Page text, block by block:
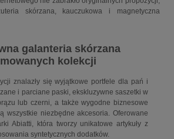
skórzana, kauczukowa i magnetyczna
galanteria skórzana
kolekcji
znalazły się wyjątkowe portfele dla pań i
i parciane paski, ekskluzywne saszetki w
lub czerni, a także wygodne biznesowe
wszystkie niezbędne akcesoria. Oferowane
Abiatti, która tworzy unikatowe artykuły z
syntetycznych dodatków.